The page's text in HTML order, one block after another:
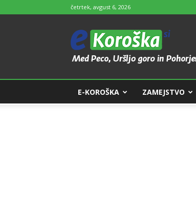
četrtek, avgust 6, 2026
e-
Koroška
E-KOROŠKA ZAMEJSTVO